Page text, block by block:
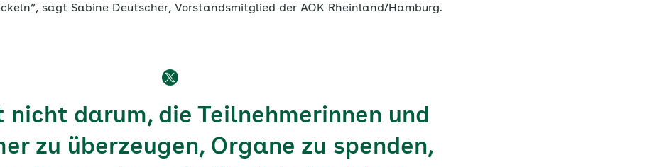
sagt Sabine Deutscher, Vorstandsmitglied der AOK Rheinland/Hamburg.
nicht darum, die Teilnehmerinnen und
zu überzeugen, Organe zu spenden,